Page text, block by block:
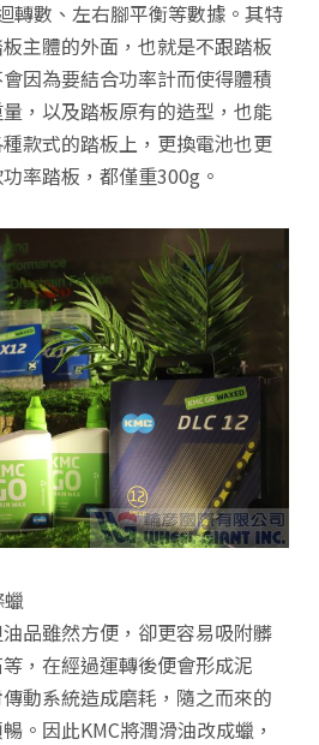
轉數、左右腳平衡等數據。其特
主體的外面，也就是不跟踏板
因為要結合功率計而使得體積
，以及踏板原有的造型，也能
款式的踏板上，更換電池也更
率踏板，都僅重300g。
品雖然方便，卻更容易吸附髒
，在經過運轉後便會形成泥
動系統造成磨耗，隨之而來的
。因此KMC將潤滑油改成蠟，